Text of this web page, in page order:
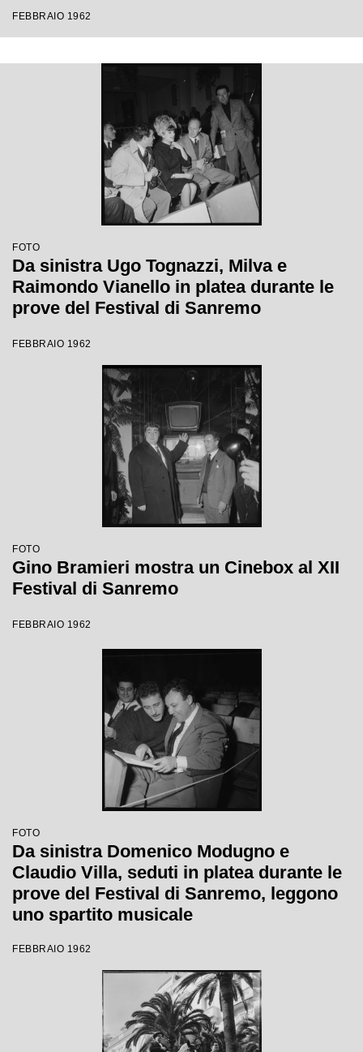
FEBBRAIO 1962
FOTO
Da sinistra Ugo Tognazzi, Milva e
Raimondo Vianello in platea durante le
prove del Festival di Sanremo
FEBBRAIO 1962
FOTO
Gino Bramieri mostra un Cinebox al XII
Festival di Sanremo
FEBBRAIO 1962
FOTO
Da sinistra Domenico Modugno e
Claudio Villa, seduti in platea durante le
prove del Festival di Sanremo, leggono
uno spartito musicale
FEBBRAIO 1962